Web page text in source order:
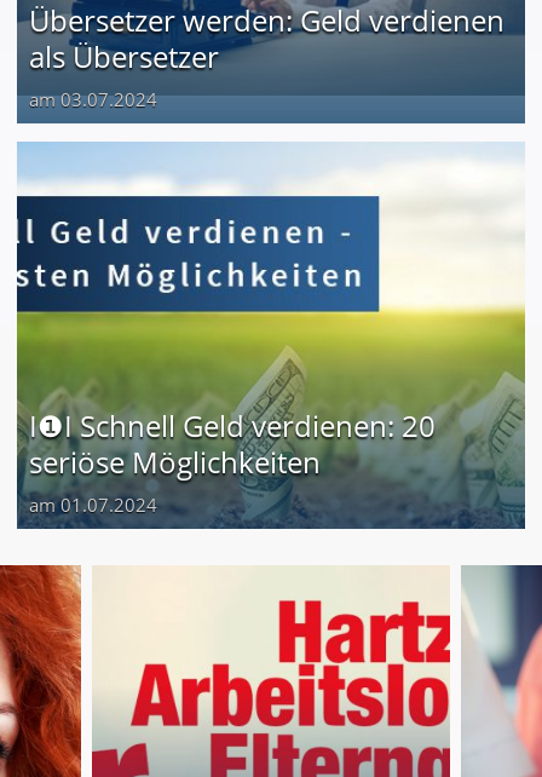
Übersetzer werden: Geld verdienen
als Übersetzer
am 03.07.2024
I❶I Schnell Geld verdienen: 20
seriöse Möglichkeiten
am 01.07.2024